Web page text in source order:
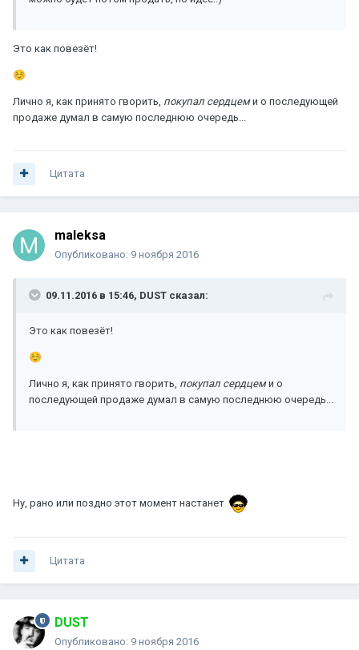
Это как повезёт!
☺️
Лично я, как принято гворить, покупал сердцеми о последующей
продаже думал в самую последнюю очередь...
Цитата
maleksa
Опубликовано: 9 ноября 2016
09.11.2016 в 15:46, DUST сказал:
Это как повезёт!
☺️
Лично я, как принято гворить, покупал сердцеми о
последующей продаже думал в самую последнюю очередь...
Ну, рано или поздно этот момент настанет
Цитата
DUST
Опубликовано: 9 ноября 2016